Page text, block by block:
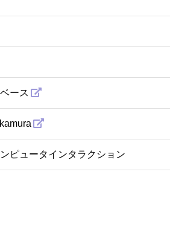
ース
ピュータインタラクション